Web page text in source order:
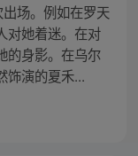
场。例如在罗天
对她着迷。在对
的身影。在乌尔
饰演的夏禾...